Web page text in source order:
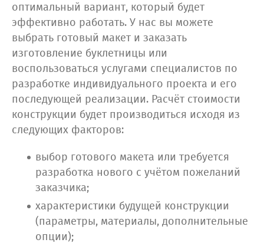
оптимальный вариант, который будет
эффективно работать. У нас вы можете
выбрать готовый макет и заказать
изготовление буклетницы или
воспользоваться услугами специалистов по
разработке индивидуального проекта и его
последующей реализации. Расчёт стоимости
конструкции будет производиться исходя из
следующих факторов:
выбор готового макета или требуется
разработка нового с учётом пожеланий
заказчика;
характеристики будущей конструкции
(параметры, материалы, дополнительные
опции);